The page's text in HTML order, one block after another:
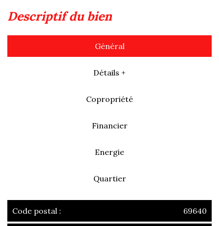
descriptif du bien
Général
Détails +
Copropriété
Financier
Energie
Quartier
Code postal : 69640